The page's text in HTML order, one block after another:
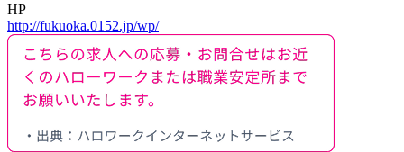
HP
http://fukuoka.0152.jp/wp/